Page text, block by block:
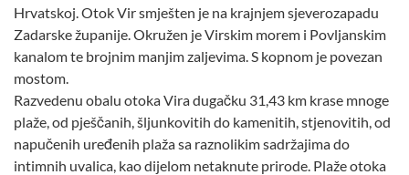
Hrvatskoj. Otok Vir smješten je na krajnjem sjeverozapadu
Zadarske županije. Okružen je Virskim morem i Povljanskim
kanalom te brojnim manjim zaljevima. S kopnom je povezan
mostom.
Razvedenu obalu otoka Vira dugačku 31,43 km krase mnoge
plaže, od pješčanih, šljunkovitih do kamenitih, stjenovitih, od
napučenih uređenih plaža sa raznolikim sadržajima do
intimnih uvalica, kao dijelom netaknute prirode. Plaže otoka